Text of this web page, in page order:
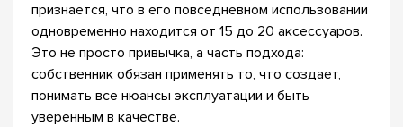
признается, что в его повседневном использовании
одновременно находится от 15 до 20 аксессуаров.
Это не просто привычка, а часть подхода:
собственник обязан применять то, что создает,
понимать все нюансы эксплуатации и быть
уверенным в качестве.